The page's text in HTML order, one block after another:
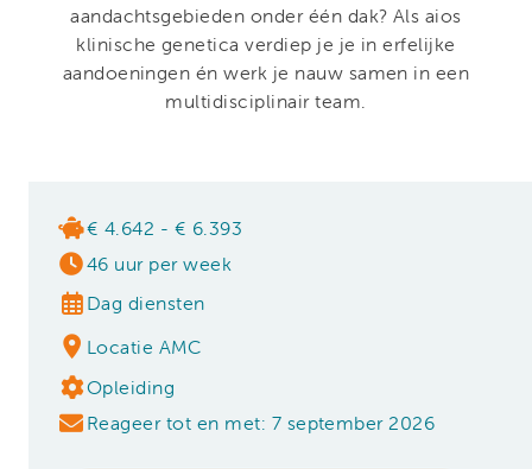
aandachtsgebieden onder één dak? Als aios
klinische genetica verdiep je je in erfelijke
aandoeningen én werk je nauw samen in een
multidisciplinair team.
€ 4.642 - € 6.393
46 uur per week
Dag diensten
Locatie AMC
Opleiding
Reageer tot en met: 7 september 2026